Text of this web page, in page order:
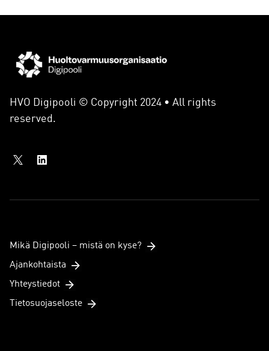
HVO Digipooli © Copyright 2024 • All rights
reserved.
Mikä Digipooli – mistä on kyse?
Ajankohtaista
Yhteystiedot
Tietosuojaseloste